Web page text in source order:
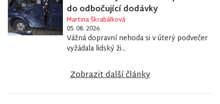
do odbočující dodávky
Martina Škrabálková
05. 08. 2026
Vážná dopravní nehoda si v úterý podvečer
vyžádala lidský ži...
Zobrazit další články